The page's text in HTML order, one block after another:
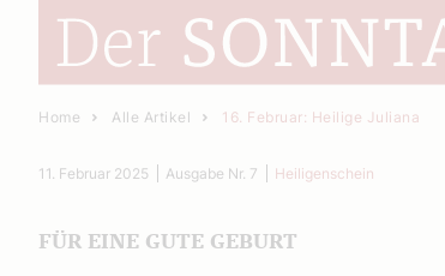
Home Alle Artikel 16. Februar: Heilige Juliana
FÜR EINE GUTE GEBURT
11. Februar 2025 Ausgabe Nr. 7 Heiligenschein